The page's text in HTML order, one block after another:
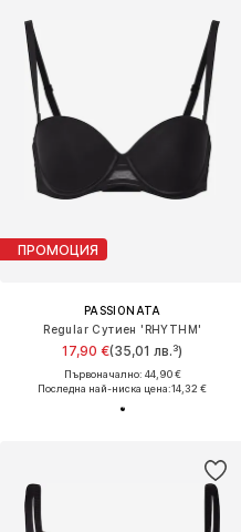
ПРОМОЦИЯ
PASSIONATA
Regular Сутиен 'RHYTHM'
17,90 €(35,01 лв.³)
Първоначално: 44,90 €
Последна най-ниска цена:14,32 €